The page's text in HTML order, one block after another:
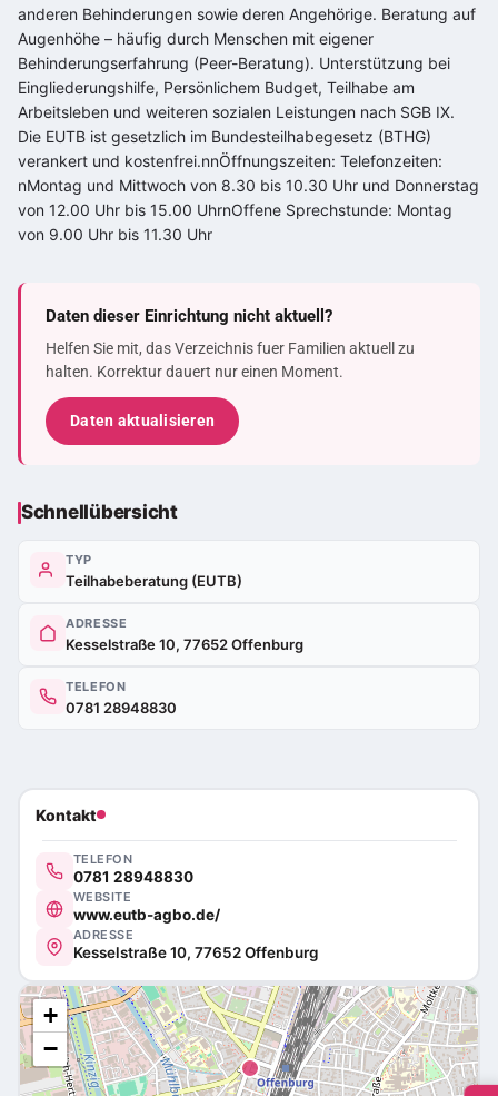
anderen Behinderungen sowie deren Angehörige. Beratung auf
Augenhöhe – häufig durch Menschen mit eigener
Behinderungserfahrung (Peer-Beratung). Unterstützung bei
Eingliederungshilfe, Persönlichem Budget, Teilhabe am
Arbeitsleben und weiteren sozialen Leistungen nach SGB IX.
Die EUTB ist gesetzlich im Bundesteilhabegesetz (BTHG)
verankert und kostenfrei.nnÖffnungszeiten: Telefonzeiten:
nMontag und Mittwoch von 8.30 bis 10.30 Uhr und Donnerstag
von 12.00 Uhr bis 15.00 UhrnOffene Sprechstunde: Montag
von 9.00 Uhr bis 11.30 Uhr
Daten dieser Einrichtung nicht aktuell?
Helfen Sie mit, das Verzeichnis fuer Familien aktuell zu
halten. Korrektur dauert nur einen Moment.
Daten aktualisieren
Schnellübersicht
TYP
Teilhabeberatung (EUTB)
ADRESSE
Kesselstraße 10, 77652 Offenburg
TELEFON
0781 28948830
Kontakt
TELEFON
0781 28948830
WEBSITE
www.eutb-agbo.de/
ADRESSE
Kesselstraße 10, 77652 Offenburg
+
−